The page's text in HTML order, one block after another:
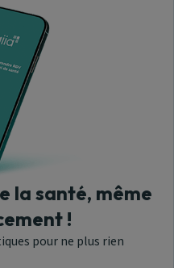
médical
droits réservés
la santé, même
!
pour ne plus rien